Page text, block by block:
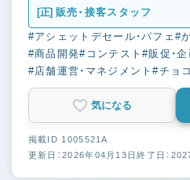
[正] 販売・接客スタッフ
#アシェットデセール・パフェ#
#商品開発#コンテスト#販促・
#店舗運営・マネジメント#チョ
気になる
掲載ID 1005521A
更新日：2026年04月13日終了日：